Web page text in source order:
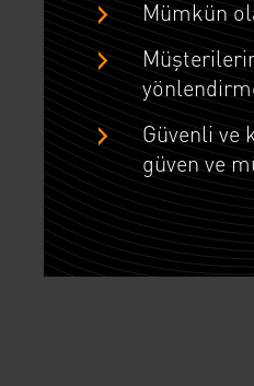
Mümkün
Güvenli ve
güven ve